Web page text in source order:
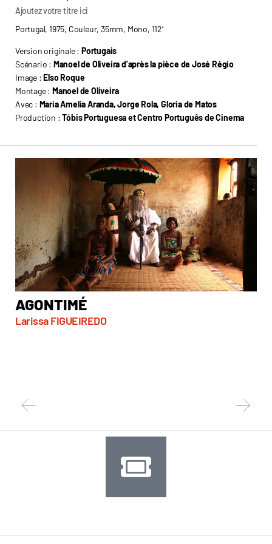
Ajoutez votre titre ici
Portugal, 1975, Couleur, 35mm, Mono, 112’
Version originale : Portugais
Scénario : Manoel de Oliveira d’après la pièce de José Régio
Image :Elso Roque
Montage : Manoel de Oliveira
Avec : Maria Amelia Aranda, Jorge Rola, Gloria de Matos
Production :Tóbis Portuguesa et Centro Português de Cinema
AGONTIMÉ
Larissa FIGUEIREDO